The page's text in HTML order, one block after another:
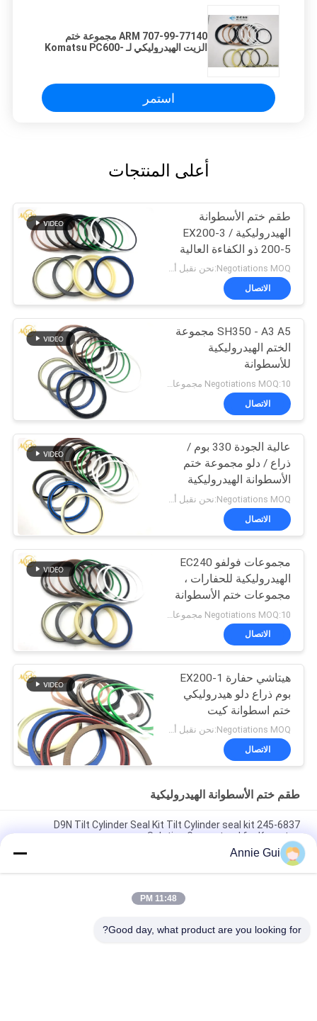
707-99-77140 ARM مجموعة ختم
الزيت الهيدروليكي لـ Komatsu PC600-
استمر
أعلى المنتجات
طقم ختم الأسطوانة
الهيدروليكية EX200-3 /
200-5 ذو الكفاءة العالية
EX200-3 / 200-5
Negotiations MOQ:نحن نقبل أمر المحاكمة
الاتصال
SH350 - A3 A5 مجموعة
الختم الهيدروليكية
للأسطوانة
الاتصال
عالية الجودة 330 بوم /
ذراع / دلو مجموعة ختم
الأسطوانة الهيدروليكية
للحفارة
الاتصال
مجموعات فولفو EC240
الهيدروليكية للحفارات ،
مجموعات ختم الأسطوانة
عالية الفعالية
الاتصال
هيتاشي حفارة EX200-1
بوم ذراع دلو هيدروليكي
ختم اسطوانة كيت
Negotiations MOQ:نحن نقبل أمر المحاكمة
الاتصال
طقم ختم الأسطوانة الهيدروليكية
245-6837 D9N Tilt Cylinder Seal Kit Tilt Cylinder seal kit
Solution Guaranteed for Komatsu
هيتاشي EX1200-5C EX1200-5D ZX1000K-3
High Pressure 707-99-85350 PC2000-8 Arm BH Hydraulic
Annie Gui
11:48 PM
Good day, what product are you looking for?